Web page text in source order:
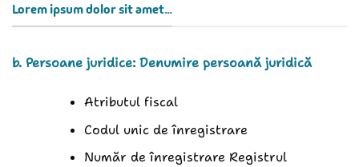
Lorem ipsum dolor sit amet...
b. Persoane juridice: Denumire persoană juridică
Atributul fiscal
Codul unic de înregistrare
Număr de înregistrare Registrul